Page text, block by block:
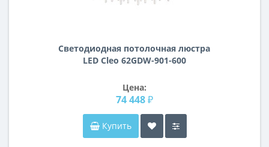
Светодиодная потолочная люстра
LED Cleo 62GDW-901-600
Цена:
74 448 ₽
Купить